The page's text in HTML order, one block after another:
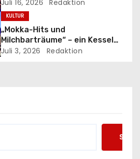
Juli 16, 2026 Redaktion
KULTUR
„Mokka-Hits und
Milchbarträume“ – ein Kessel
Buntes in der Komischen Oper
Juli 3, 2026 Redaktion